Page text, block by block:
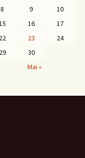
8 9
10
16
17
22 23
24
29
30
Mai »